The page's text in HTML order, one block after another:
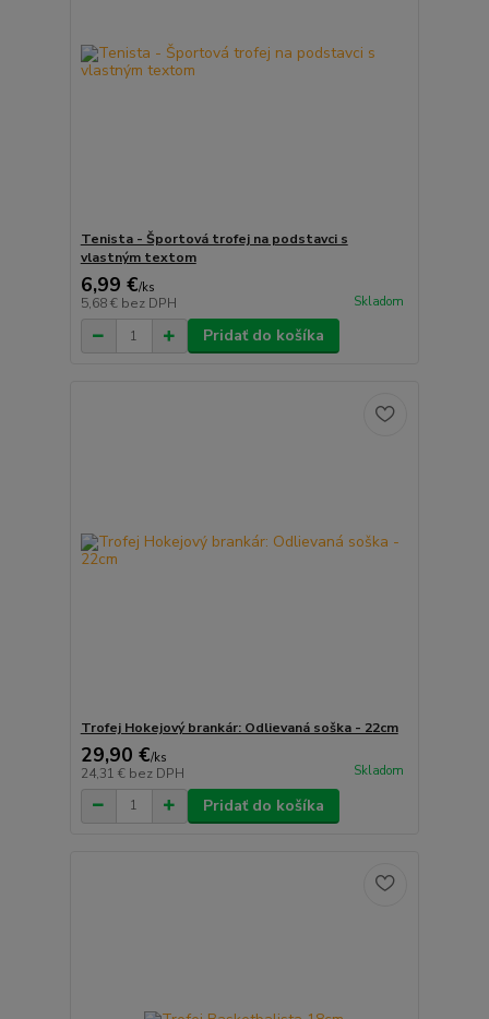
Tenista - Športová trofej na podstavci s
vlastným textom
6,99 €/ks
5,68 € bez DPH Skladom
Pridať do košíka
Trofej Hokejový brankár: Odlievaná soška - 22cm
29,90 €/ks
24,31 € bez DPH Skladom
Pridať do košíka